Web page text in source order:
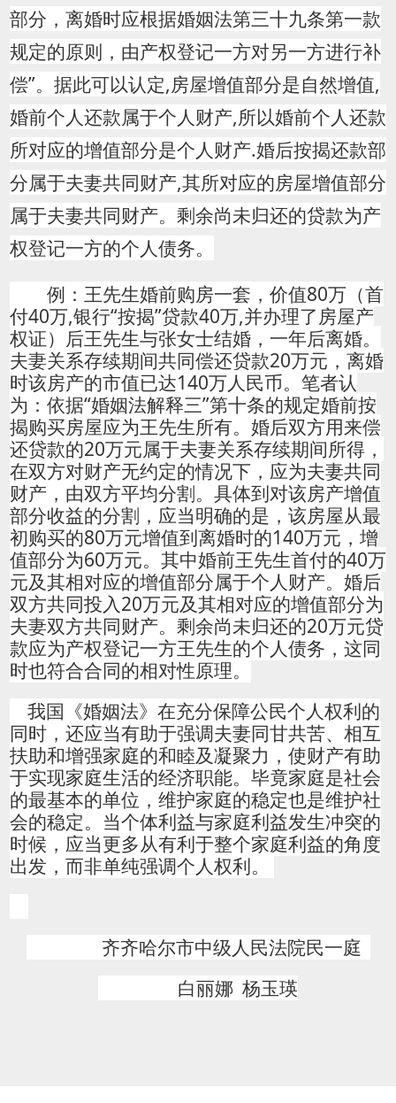
部分，离婚时应根据婚姻法第三十九条第一款
规定的原则，由产权登记一方对另一方进行补
偿”。据此可以认定,房屋增值部分是自然增值,
婚前个人还款属于个人财产,所以婚前个人还款
所对应的增值部分是个人财产.婚后按揭还款部
分属于夫妻共同财产,其所对应的房屋增值部分
属于夫妻共同财产。剩余尚未归还的贷款为产
权登记一方的个人债务。
例：王先生婚前购房一套，价值80万（首
付40万,银行“按揭”贷款40万,并办理了房屋产
权证）后王先生与张女士结婚，一年后离婚。
夫妻关系存续期间共同偿还贷款20万元，离婚
时该房产的市值已达140万人民币。笔者认
为：依据“婚姻法解释三”第十条的规定婚前按
揭购买房屋应为王先生所有。婚后双方用来偿
还贷款的20万元属于夫妻关系存续期间所得，
在双方对财产无约定的情况下，应为夫妻共同
财产，由双方平均分割。具体到对该房产增值
部分收益的分割，应当明确的是，该房屋从最
初购买的80万元增值到离婚时的140万元，增
值部分为60万元。其中婚前王先生首付的40万
元及其相对应的增值部分属于个人财产。婚后
双方共同投入20万元及其相对应的增值部分为
夫妻双方共同财产。 剩余尚未归还的20万元贷
款应为产权登记一方王先生的个人债务，这同
时也符合合同的相对性原理。
我国《婚姻法》在充分保障公民个人权利的
同时，还应当有助于强调夫妻同甘共苦、相互
扶助和增强家庭的和睦及凝聚力，使财产有助
于实现家庭生活的经济职能。毕竟家庭是社会
的最基本的单位，维护家庭的稳定也是维护社
会的稳定。当个体利益与家庭利益发生冲突的
时候，应当更多从有利于整个家庭利益的角度
出发，而非单纯强调个人权利。
齐齐哈尔市中级人民法院民一庭
白丽娜 杨玉瑛